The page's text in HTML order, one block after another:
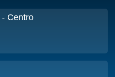
- Centro